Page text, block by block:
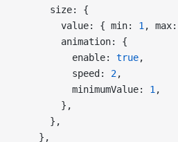
      size: {
        value: { min:
1 , max:
        animation: {
          enable:
true,
          speed:
2,
          minimumValue:
1 ,
        },
      },
    },